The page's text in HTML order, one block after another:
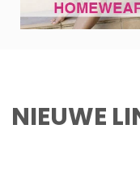
NIEUWE